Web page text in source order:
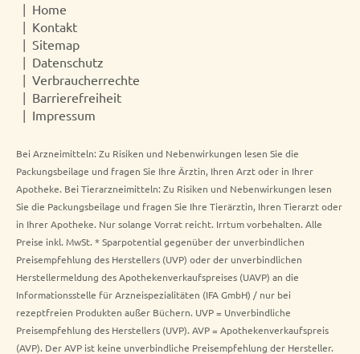
Home
Kontakt
Sitemap
Datenschutz
Verbraucherrechte
Barrierefreiheit
Impressum
Bei Arzneimitteln: Zu Risiken und Nebenwirkungen lesen Sie die
Packungsbeilage und fragen Sie Ihre Ärztin, Ihren Arzt oder in Ihrer
Apotheke. Bei Tierarzneimitteln: Zu Risiken und Nebenwirkungen lesen
Sie die Packungsbeilage und fragen Sie Ihre Tierärztin, Ihren Tierarzt oder
in Ihrer Apotheke. Nur solange Vorrat reicht. Irrtum vorbehalten. Alle
Preise inkl. MwSt. * Sparpotential gegenüber der unverbindlichen
Preisempfehlung des Herstellers (UVP) oder der unverbindlichen
Herstellermeldung des Apothekenverkaufspreises (UAVP) an die
Informationsstelle für Arzneispezialitäten (IFA GmbH) / nur bei
rezeptfreien Produkten außer Büchern. UVP = Unverbindliche
Preisempfehlung des Herstellers (UVP). AVP = Apothekenverkaufspreis
(AVP). Der AVP ist keine unverbindliche Preisempfehlung der Hersteller.